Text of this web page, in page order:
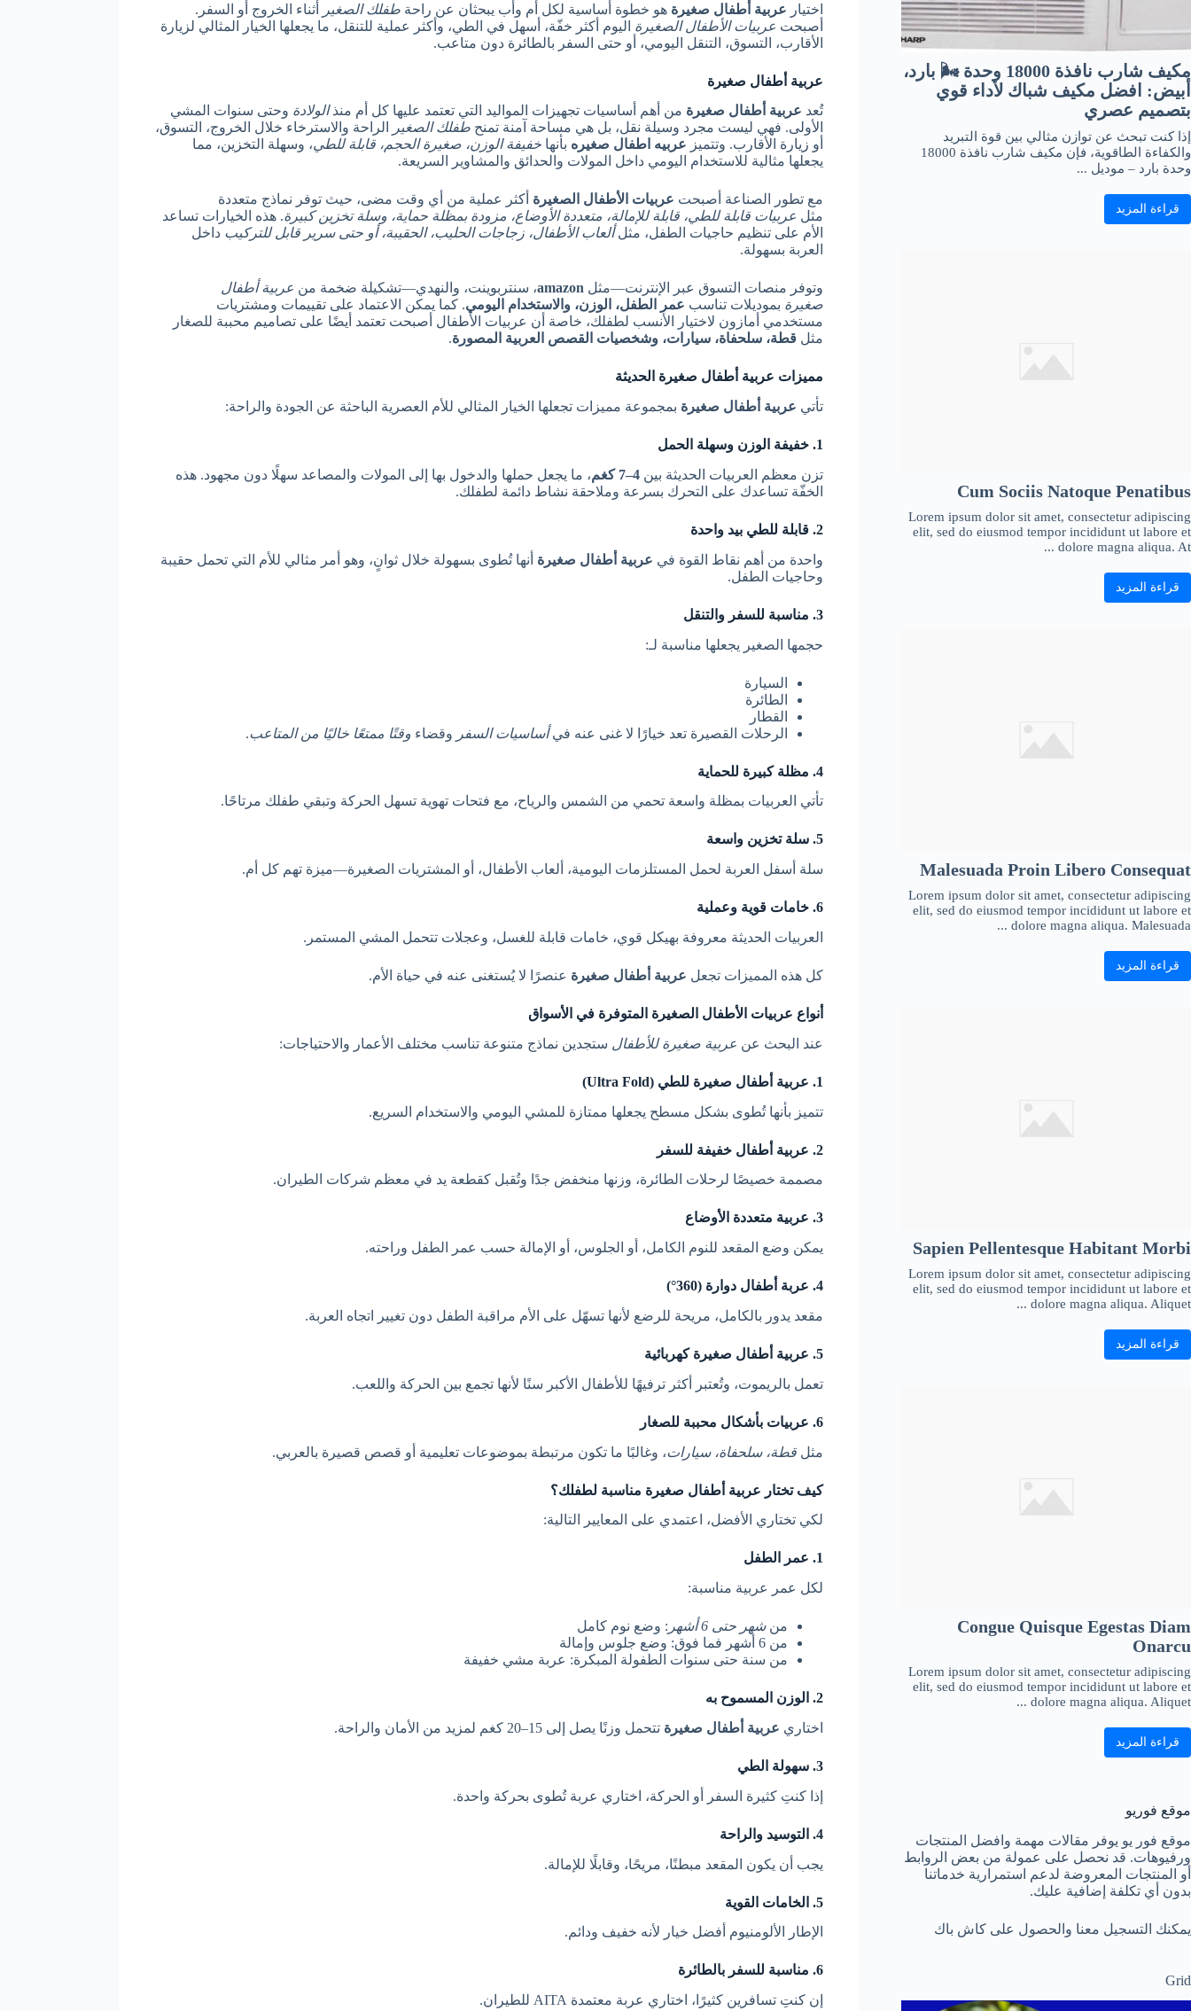
اختيار عربية أطفال صغيرة هو خطوة أساسية لكل أم وأب يبحثان عن راحة طفلك الصغير
أثناء الخروج أو السفر.
أصبحت عربيات الأطفال الصغيرة اليوم أكثر خفّة، أسهل في الطي، وأكثر عملية للتنقل، ما يجعلها الخيار المثالي لزيارة
الأقارب، التسوق، التنقل اليومي، أو حتى السفر بالطائرة دون متاعب.
عربية أطفال صغيرة
تُعد عربية أطفال صغيرة من أهم أساسيات تجهيزات المواليد التي تعتمد عليها كل أم منذالولادة وحتى سنوات المشي
الأولى. فهي ليست مجرد وسيلة نقل، بل هي مساحة آمنة تمنح طفلك الصغير
الراحة والاسترخاء خلال الخروج، التسوق،
أو زيارة الأقارب. وتتميز عربيه اطفال صغيره بأنها خفيفة الوزن، صغيرة الحجم، قابلة للطي، وسهلة التخزين، مما
يجعلها مثالية للاستخدام اليومي داخل المولات والحدائق والمشاوير السريعة.
مع تطور الصناعة أصبحت عربيات الأطفال الصغيرة أكثر عملية من أي وقت مضى، حيث توفر نماذج متعددة
مثل عربيات قابلة للطي، قابلة للإمالة، متعددة الأوضاع، مزودة بمظلة حماية، وسلة تخزين كبيرة. هذه الخيارات تساعد
الأم على تنظيم حاجيات الطفل، مثلألعاب الأطفال، زجاجات الحليب، الحقيبة، أو حتى سرير قابل للتركيب داخل
العربة بسهولة.
وتوفر منصات التسوق عبر الإنترنت—مثل amazon، سنتربوينت، والنهدي—تشكيلة ضخمة من عربية أطفال
صغيرة بموديلات تناسب عمر الطفل، الوزن، والاستخدام اليومي. كما يمكن الاعتماد على تقييمات ومشتريات
مستخدمي أمازون لاختيار الأنسب لطفلك، خاصة أن عربيات الأطفال أصبحت تعتمد أيضًا على تصاميم محببة للصغار
مثل قطة، سلحفاة، سيارات، وشخصيات القصص العربية المصورة.
مميزات عربية أطفال صغيرة الحديثة
تأتي عربية أطفال صغيرة بمجموعة مميزات تجعلها الخيار المثالي للأم العصرية الباحثة عن الجودة والراحة:
1. خفيفة الوزن وسهلة الحمل
تزن معظم العربيات الحديثة بين 4–7 كغم
، ما يجعل حملها والدخول بها إلى المولات والمصاعد سهلًا دون مجهود. هذه
الخفّة تساعدك على التحرك بسرعة وملاحقة نشاط دائمة لطفلك.
2. قابلة للطي بيد واحدة
واحدة من أهم نقاط القوة في عربية أطفال صغيرة أنها تُطوى بسهولة خلال ثوانٍ، وهو أمر مثالي للأم التي تحمل حقيبة
وحاجيات الطفل.
3. مناسبة للسفر والتنقل
حجمها الصغير يجعلها مناسبة لـ:
السيارة
الطائرة
القطار
الرحلات القصيرة تعد خيارًا لا غنى عنه فيأساسيات السفر وقضاء وقتًا ممتعًا خاليًا من المتاعب.
4. مظلة كبيرة للحماية
تأتي العربيات بمظلة واسعة تحمي من الشمس والرياح، مع فتحات تهوية تسهل الحركة وتبقي طفلك مرتاحًا.
5. سلة تخزين واسعة
سلة أسفل العربة لحمل المستلزمات اليومية، ألعاب الأطفال، أو المشتريات الصغيرة—ميزة تهم كل أم.
6. خامات قوية وعملية
العربيات الحديثة معروفة بهيكل قوي، خامات قابلة للغسل، وعجلات تتحمل المشي المستمر.
كل هذه المميزات تجعل عربية أطفال صغيرة عنصرًا لا يُستغنى عنه في حياة الأم.
أنواع عربيات الأطفال الصغيرة المتوفرة في الأسواق
عند البحث عن عربية صغيرة للأطفال ستجدين نماذج متنوعة تناسب مختلف الأعمار والاحتياجات:
1. عربية أطفال صغيرة للطي (Ultra Fold)
تتميز بأنها تُطوى بشكل مسطح يجعلها ممتازة للمشي اليومي والاستخدام السريع.
2. عربية أطفال خفيفة للسفر
مصممة خصيصًا لرحلات الطائرة، وزنها منخفض جدًا وتُقبل كقطعة يد في معظم شركات الطيران.
3. عربية متعددة الأوضاع
يمكن وضع المقعد للنوم الكامل، أو الجلوس، أو الإمالة حسب عمر الطفل وراحته.
4. عربة أطفال دوارة (360°)
مقعد يدور بالكامل، مريحة للرضع لأنها تسهّل على الأم مراقبة الطفل دون تغيير اتجاه العربة.
5. عربية أطفال صغيرة كهربائية
تعمل بالريموت، وتُعتبر أكثر ترفيهًا للأطفال الأكبر سنًا لأنها تجمع بين الحركة واللعب.
6. عربيات بأشكال محببة للصغار
مثل قطة، سلحفاة، سيارات، وغالبًا ما تكون مرتبطة بموضوعات تعليمية أو قصص قصيرة بالعربي.
كيف تختار عربية أطفال صغيرة مناسبة لطفلك؟
لكي تختاري الأفضل، اعتمدي على المعايير التالية:
1. عمر الطفل
لكل عمر عربية مناسبة:
منشهر حتى 6 أشهر
: وضع نوم كامل
من 6 أشهر فما فوق: وضع جلوس وإمالة
من سنة حتى سنوات الطفولة المبكرة: عربة مشي خفيفة
2. الوزن المسموح به
اختاري عربية أطفال صغيرة تتحمل وزنًا يصل إلى 15–20 كغم لمزيد من الأمان والراحة.
3. سهولة الطي
إذا كنتِ كثيرة السفر أو الحركة، اختاري عربة تُطوى بحركة واحدة.
4. التوسيد والراحة
يجب أن يكون المقعد مبطنًا، مريحًا، وقابلًا للإمالة.
5. الخامات القوية
الإطار الألومنيوم أفضل خيار لأنه خفيف ودائم.
6. مناسبة للسفر بالطائرة
إن كنتِ تسافرين كثيرًا، اختاري عربة معتمدة AITA للطيران.
مكيف شارب نافذة 18000 وحدة 🌬️ بارد،
أبيض: افضل مكيف شباك لأداء قوي
بتصميم عصري
إذا كنت تبحث عن توازن مثالي بين قوة التبريد
والكفاءة الطاقوية، فإن مكيف شارب نافذة 18000
وحدة بارد – موديل ...
قراءة المزيد
Cum Sociis Natoque Penatibus
Lorem ipsum dolor sit amet, consectetur adipiscing
elit, sed do eiusmod tempor incididunt ut labore et
dolore magna aliqua. At ...
قراءة المزيد
Malesuada Proin Libero Consequat
Lorem ipsum dolor sit amet, consectetur adipiscing
elit, sed do eiusmod tempor incididunt ut labore et
dolore magna aliqua. Malesuada ...
قراءة المزيد
Sapien Pellentesque Habitant Morbi
Lorem ipsum dolor sit amet, consectetur adipiscing
elit, sed do eiusmod tempor incididunt ut labore et
dolore magna aliqua. Aliquet ...
قراءة المزيد
Congue Quisque Egestas Diam
Onarcu
Lorem ipsum dolor sit amet, consectetur adipiscing
elit, sed do eiusmod tempor incididunt ut labore et
dolore magna aliqua. Aliquet ...
قراءة المزيد
موقع فوريو
موقع فور يو يوفر مقالات مهمة وافضل المنتجات
ورفيوهات. قد نحصل على عمولة من بعض الروابط
أو المنتجات المعروضة لدعم استمرارية خدماتنا
بدون أي تكلفة إضافية عليك.
يمكنك التسجيل معنا والحصول على كاش باك
Grid